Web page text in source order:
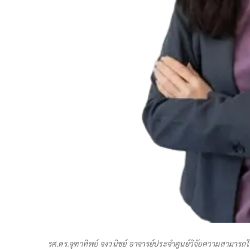
รศ.ดร.จุฑาทิพย์ จงวนิชย์ อาจารย์ประจำศูนย์วิจัยความสามาร